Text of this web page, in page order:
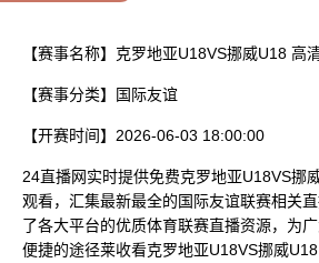
【赛事名称】 克罗地亚U18VS挪威U18 高
【赛事分类】 国际友谊
【开赛时间】 2026-06-03 18:00:00
24直播网实时提供免费克罗地亚U18VS挪
观看，汇集最新最全的国际友谊联赛相关
了各大平台的优质体育联赛直播资源，为
便捷的途径莱收看克罗地亚U18VS挪威